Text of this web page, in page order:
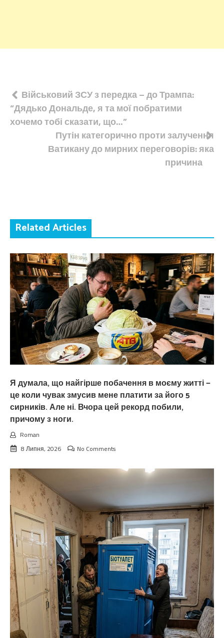
Навігація
записів
Військовий ЗСУ з передка – до Трампа:
“Дядько Дональде, я та мої побратими
хочемо тобі сказати, що…”
Путін категорично проти залучення
Ватикану до мирних переговорів: яка
причина
Related Articles
Я думала, що найгірше побачення в моєму житті —
це коли чувак змусив мене платити за його 5
сирників. Але ні. Вчора цей рекорд побили,
причому з ноги.
Roman
8 Липня, 2026
No Comments